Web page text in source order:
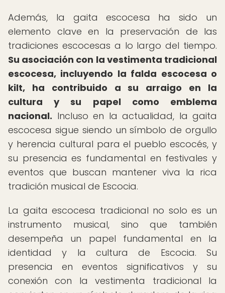
Además, la gaita escocesa ha sido un
elemento clave en la preservación de las
tradiciones escocesas a lo largo del tiempo.
Su asociación con la vestimenta tradicional
escocesa, incluyendo la falda escocesa o
kilt, ha contribuido a su arraigo en la
cultura y su papel como emblema
nacional. Incluso en la actualidad, la gaita
escocesa sigue siendo un símbolo de orgullo
y herencia cultural para el pueblo escocés, y
su presencia es fundamental en festivales y
eventos que buscan mantener viva la rica
tradición musical de Escocia.
La gaita escocesa tradicional no solo es un
instrumento musical, sino que también
desempeña un papel fundamental en la
identidad y la cultura de Escocia. Su
presencia en eventos significativos y su
conexión con la vestimenta tradicional la